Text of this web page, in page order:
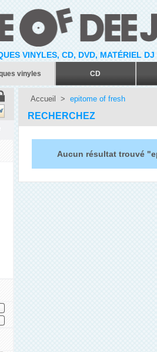
VINYLES, CD, DVD, MATÉRIEL
vinyles CD
Accueil > epitome of fresh
RECHERCHEZ
Aucun résultat trouvé